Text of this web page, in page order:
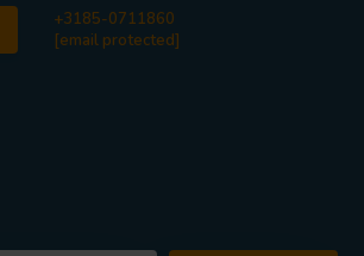
+3185-0711860
[email protected]